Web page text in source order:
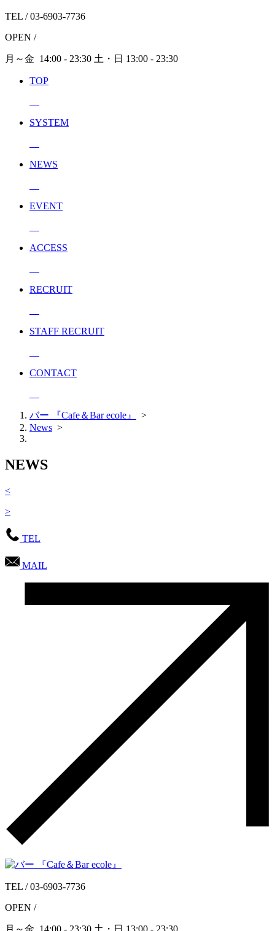
TEL /03-6903-7736
OPEN /
月～金 14:00 - 23:30 土・日 13:00 - 23:30
TOP
SYSTEM
NEWS
EVENT
ACCESS
RECRUIT
STAFF RECRUIT
CONTACT
バー 『Cafe＆Bar ecole』
>
News >
NEWS
<
>
TEL
MAIL
TEL /03-6903-7736
OPEN /
月～金 14:00 - 23:30 土・日 13:00 - 23:30